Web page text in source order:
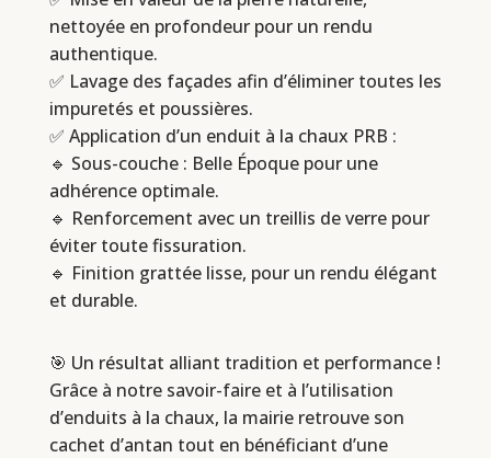
nettoyée en profondeur pour un rendu
authentique.
✅ Lavage des façades afin d’éliminer toutes les
impuretés et poussières.
✅ Application d’un enduit à la chaux PRB :
🔹 Sous-couche : Belle Époque pour une
adhérence optimale.
🔹 Renforcement avec un treillis de verre pour
éviter toute fissuration.
🔹 Finition grattée lisse, pour un rendu élégant
et durable.
🎯 Un résultat alliant tradition et performance !
Grâce à notre savoir-faire et à l’utilisation
d’enduits à la chaux, la mairie retrouve son
cachet d’antan tout en bénéficiant d’une